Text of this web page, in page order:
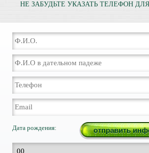
НЕ ЗАБУДЬТЕ УКАЗАТЬ ТЕЛЕФОН
Дата рождения: